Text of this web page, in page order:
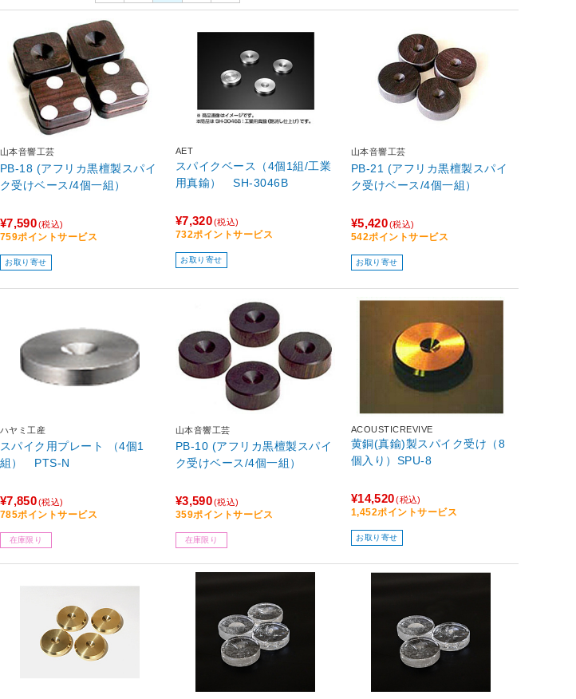
山本音響工芸
PB-18 (アフリカ黒檀製スパイ
ク受けベース/4個一組）
¥7,590(税込)
759ポイントサービス
お取り寄せ
AET
スパイクベース（4個1組/工業
用真鍮） SH-3046B
¥7,320(税込)
732ポイントサービス
お取り寄せ
山本音響工芸
PB-21 (アフリカ黒檀製スパイ
ク受けベース/4個一組）
¥5,420(税込)
542ポイントサービス
お取り寄せ
ハヤミ工産
スパイク用プレート （4個1
組） PTS-N
¥7,850(税込)
785ポイントサービス
在庫限り
山本音響工芸
PB-10 (アフリカ黒檀製スパイ
ク受けベース/4個一組）
¥3,590(税込)
359ポイントサービス
在庫限り
ACOUSTICREVIVE
黄銅(真鍮)製スパイク受け（8
個入り）SPU-8
¥14,520(税込)
1,452ポイントサービス
お取り寄せ